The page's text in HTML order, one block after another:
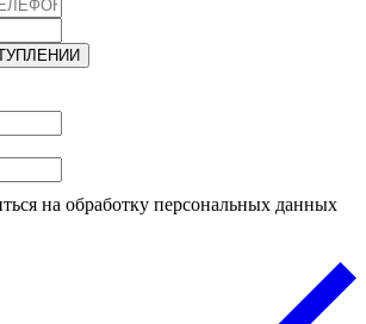
на обработку персональных данных